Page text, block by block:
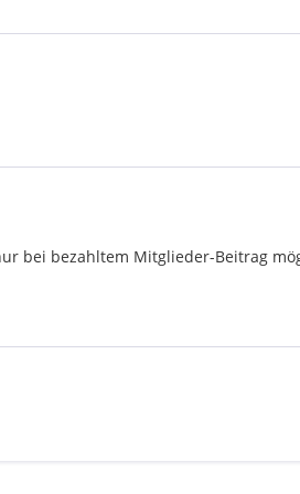
bei bezahltem Mitglieder-Beitrag